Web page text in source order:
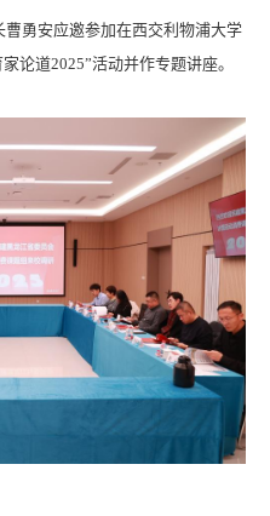
勇安应邀参加在西交利物浦大学
论道2025”活动并作专题讲座。
。他首先介绍了人类发展史上教育
养目标到课点的课程开发与质量
同一性的逻辑以及差异性的方
，且FT模式...